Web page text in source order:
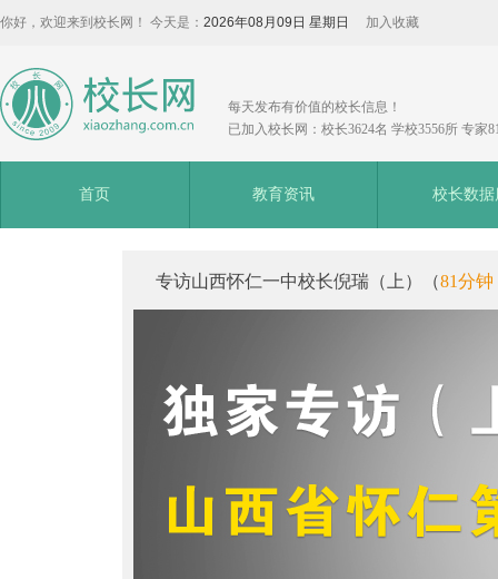
你好，欢迎来到校长网！ 今天是： 2026年08月09日 星期日 加入收藏
每天发布有价值的校长信息！
已加入校长网：校长3624名 学校3556所 专家
首页 教育资讯 校长数据
专访山西怀仁一中校长倪瑞（上）（81分钟